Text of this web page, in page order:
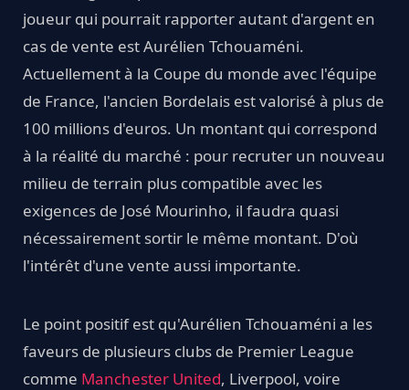
joueur qui pourrait rapporter autant d'argent en
cas de vente est Aurélien Tchouaméni.
Actuellement à la Coupe du monde avec l'équipe
de France, l'ancien Bordelais est valorisé à plus de
100 millions d'euros. Un montant qui correspond
à la réalité du marché : pour recruter un nouveau
milieu de terrain plus compatible avec les
exigences de José Mourinho, il faudra quasi
nécessairement sortir le même montant. D'où
l'intérêt d'une vente aussi importante.
Le point positif est qu'Aurélien Tchouaméni a les
faveurs de plusieurs clubs de Premier League
comme Manchester United, Liverpool, voire